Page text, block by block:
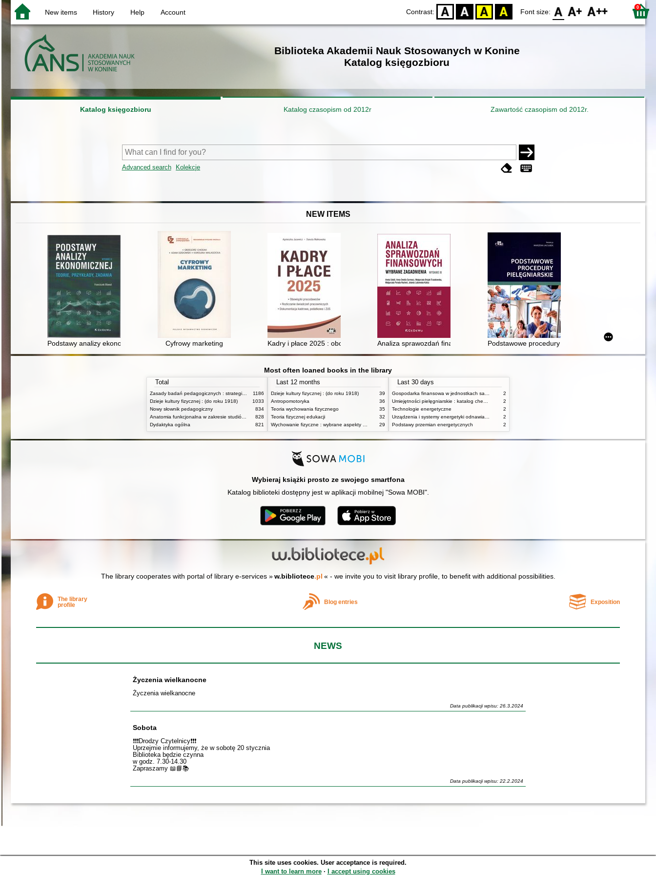
New items History Help Account Contrast: D BW YB BY Font size: F0 F1 F2 0
Biblioteka Akademii Nauk Stosowanych w Konine
Katalog księgozbioru
Katalog księgozbioru Katalog czasopism od 2012r Zawartość czasopism od 2012r.
Advanced search Kolekcje
NEW ITEMS
Podstawy analizy ekonomicznej : teorie, przykłady, zadania
Cyfrowy marketing Kadry i płace 2025 : obowiązki pracodawców, rozliczanie świadczeń pracowniczych, dokumentacja kadrowa, podatkowa i ZUS
Analiza sprawozdań finansowych : wybrane zagadnienia
Podstawowe procedury pielęgniarskie
Most often loaned books in the library
Total
1186
Dzieje kultury fizycznej : (do roku 1918)
1033
Nowy słownik pedagogiczny
834
828
Dydaktyka ogólna
821
Last 12 months
Dzieje kultury fizycznej : (do roku 1918)
39
Antropomotoryka
36
Teoria wychowania fizycznego
35
Teoria fizycznej edukacji
32
29
Last 30 days
2
2
Technologie energetyczne
2
2
Podstawy przemian energetycznych
2
Wybieraj książki prosto ze swojego smartfona
Katalog biblioteki dostępny jest w aplikacji mobilnej "Sowa MOBI".
The library cooperates with portal of library e-services » w.bibliotece.pl « - we invite you to visit library profile, to benefit with additional possibilities.
The library
profile
Blog entries Exposition
NEWS
Życzenia wielkanocne
Życzenia wielkanocne
Data publikacji wpisu: 26.3.2024
Sobota
❗️❗️❗️Drodzy Czytelnicy❗️❗️❗️
Uprzejmie informujemy, że w sobotę 20 stycznia
Biblioteka będzie czynna
w godz. 7.30-14.30
Zapraszamy 📖📘📚
Data publikacji wpisu: 22.2.2024
SOWA OPAC v. 6.11.10 (2026-07-24)
Generated in 0,1435 s.
This site uses cookies. User acceptance is required.
I want to learn more∙ I accept using cookies